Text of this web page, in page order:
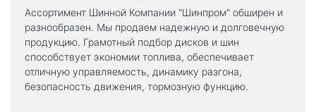
Ассортимент Шинной Компании "Шинпром" обширен и
разнообразен. Мы продаем надежную и долговечную
продукцию. Грамотный подбор дисков и шин
способствует экономии топлива, обеспечивает
отличную управляемость, динамику разгона,
безопасность движения, тормозную функцию.